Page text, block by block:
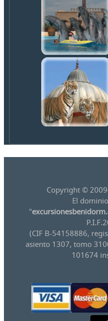
Copyright ©
El
"
(CIF B-54158886,
asiento 1307, tomo
101674